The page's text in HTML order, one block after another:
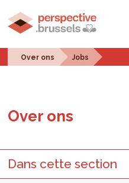
Over ons Jobs
Over ons
Dans cette section